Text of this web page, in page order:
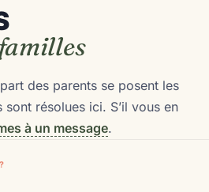
des parents se posent les
sont résolues ici. S’il vous en
à un message.